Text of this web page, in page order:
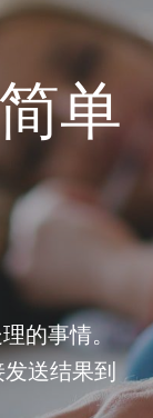
单
的事情。
送结果到